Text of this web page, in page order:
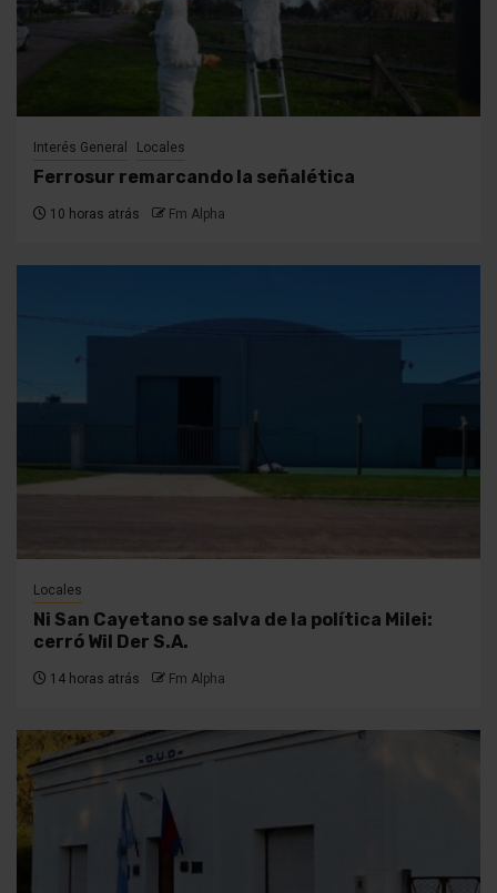
Interés General Locales
Ferrosur remarcando la señalética
10 horas atrás Fm Alpha
Locales
Ni San Cayetano se salva de la política Milei:
cerró Wil Der S.A.
14 horas atrás Fm Alpha